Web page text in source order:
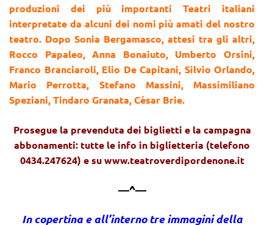
produzioni dei più importanti Teatri italiani
interpretate da alcuni dei nomi più amati del nostro
teatro. Dopo Sonia Bergamasco, attesi tra gli altri,
Rocco Papaleo, Anna Bonaiuto, Umberto Orsini,
Franco Branciaroli, Elio De Capitani, Silvio Orlando,
Mario Perrotta, Stefano Massini, Massimiliano
Speziani, Tindaro Granata, César Brie.
Prosegue la prevenduta dei biglietti e la campagna
abbonamenti: tutte le info in biglietteria (telefono
0434.247624) e su www.teatroverdipordenone.it
—^—
In copertina e all’interno tre immagini della